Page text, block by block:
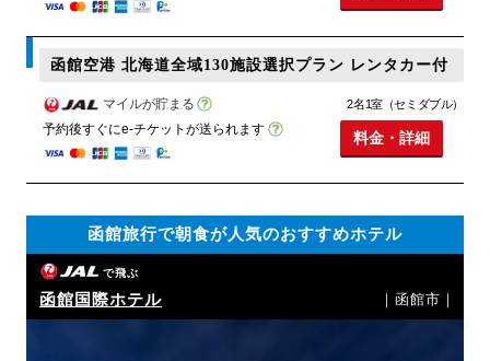
函館空港 北海道全域130施設選択プラン レンタカー付
マイルが貯まる
予約後すぐにe-チケットが送られます
2名1室（セミダブル）
料金・詳細
函館旅行で朝食が人気のおすすめホテル
で飛ぶ
函館国際ホテル ｜函館市｜